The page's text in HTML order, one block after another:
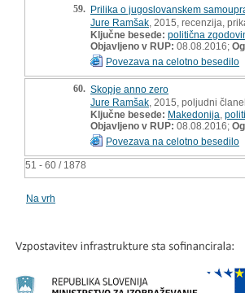
51 - 60 / 1878
59. Prilika o jugoslovanskem
Jure Ramšak , 2015, recenzija,
Ključne besede: politična
Objavljeno v RUP: 08.08.2016;
Povezava na celotno besedilo
60. Skopje anno zero
Jure Ramšak , 2015, poljudni
Ključne besede: Makedonija
Objavljeno v RUP: 08.08.2016;
Povezava na celotno besedilo
Na vrh